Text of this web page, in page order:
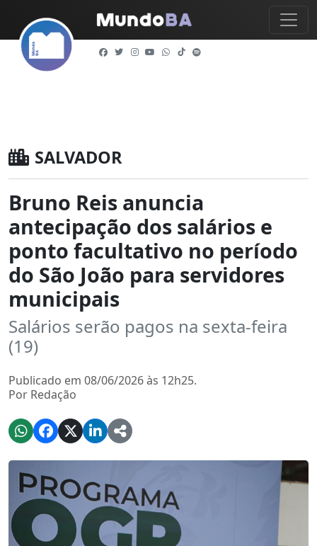
SALVADOR
Bruno Reis anuncia
antecipação dos salários e
ponto facultativo no período
do São João para servidores
municipais
Salários serão pagos na sexta-feira
(19)
Publicado em 08/06/2026 às 12h25.
Por Redação